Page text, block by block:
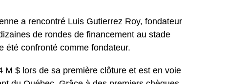
a rencontré Luis Gutierrez Roy, fondateur
de rondes de financement au stade
été confronté comme fondateur.
M $ lors de sa première clôture et est en voie